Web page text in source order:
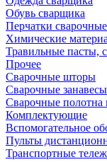
Обувь сварщика
Перчатки сварочные
Химические
Травильные пасты,
Прочее
Сварочные шторы
Сварочные занавесы
Сварочные полотна
Комплектующие
Вспомогательное
Пульты
Транспортные